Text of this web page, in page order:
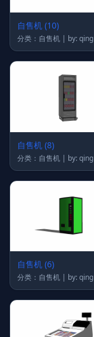
自售机 (10)
分类：自售机 | by: qing
自售机 (8)
分类：自售机 | by: qing
自售机 (6)
分类：自售机 | by: qing